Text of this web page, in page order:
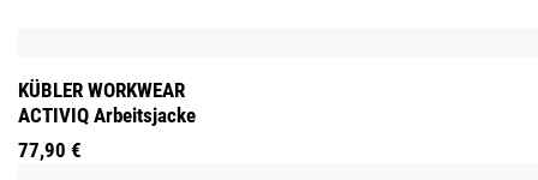
KÜBLER WORKWEAR
ACTIVIQ Arbeitsjacke
77,90 €